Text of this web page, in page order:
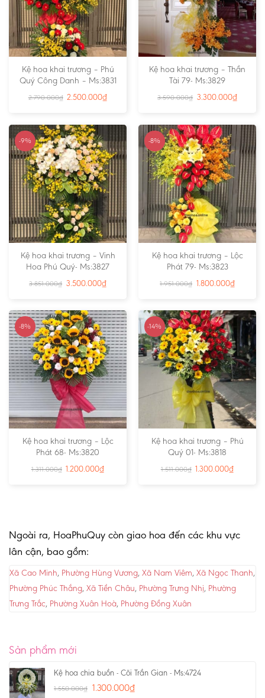
Kệ hoa khai trương – Phú
Quý Công Danh – Ms:3831
2.790.000₫ 2.500.000₫
Kệ hoa khai trương – Thần
Tài 79- Ms:3829
3.590.000₫ 3.300.000₫
-9%
Kệ hoa khai trương – Vinh
Hoa Phú Quý- Ms:3827
3.851.000₫ 3.500.000₫
-8%
Kệ hoa khai trương – Lộc
Phát 79- Ms:3823
1.951.000₫ 1.800.000₫
-8%
Kệ hoa khai trương – Lộc
Phát 68- Ms:3820
1.311.000₫ 1.200.000₫
-14%
Kệ hoa khai trương – Phú
Quý 01- Ms:3818
1.511.000₫ 1.300.000₫
Ngoài ra, HoaPhuQuy còn giao hoa đến các khu vực
lân cận, bao gồm:
Xã Cao Minh, Phường Hùng Vương, Xã Nam Viêm, Xã Ngọc Thanh,
Phường Phúc Thắng, Xã Tiền Châu, Phường Trưng Nhị, Phường
Trưng Trắc, Phường Xuân Hoà, Phường Đồng Xuân
Sản phẩm mới
Kệ hoa chia buồn - Cõi Trần Gian - Ms:4724
1.550.000₫ 1.300.000₫